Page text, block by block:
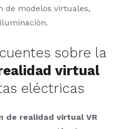
de modelos virtuales,
sobre la
virtual
eléctricas
de realidad virtual VR